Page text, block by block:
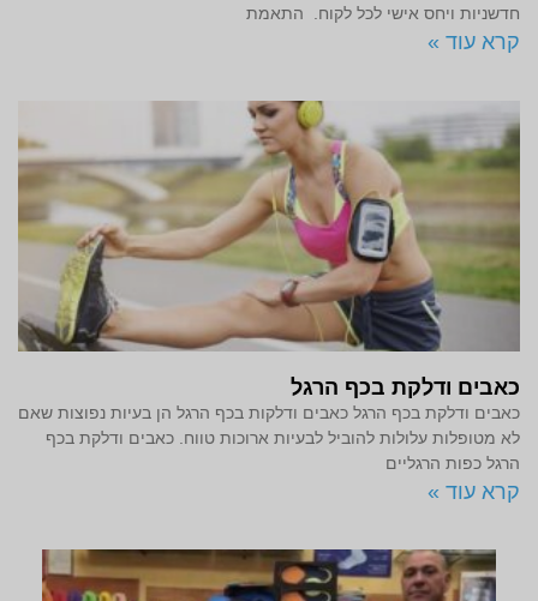
חדשניות ויחס אישי לכל לקוח. התאמת
קרא עוד »
כאבים ודלקת בכף הרגל
כאבים ודלקת בכף הרגל כאבים ודלקות בכף הרגל הן בעיות נפוצות שאם
לא מטופלות עלולות להוביל לבעיות ארוכות טווח. כאבים ודלקת בכף
הרגל כפות הרגליים
קרא עוד »